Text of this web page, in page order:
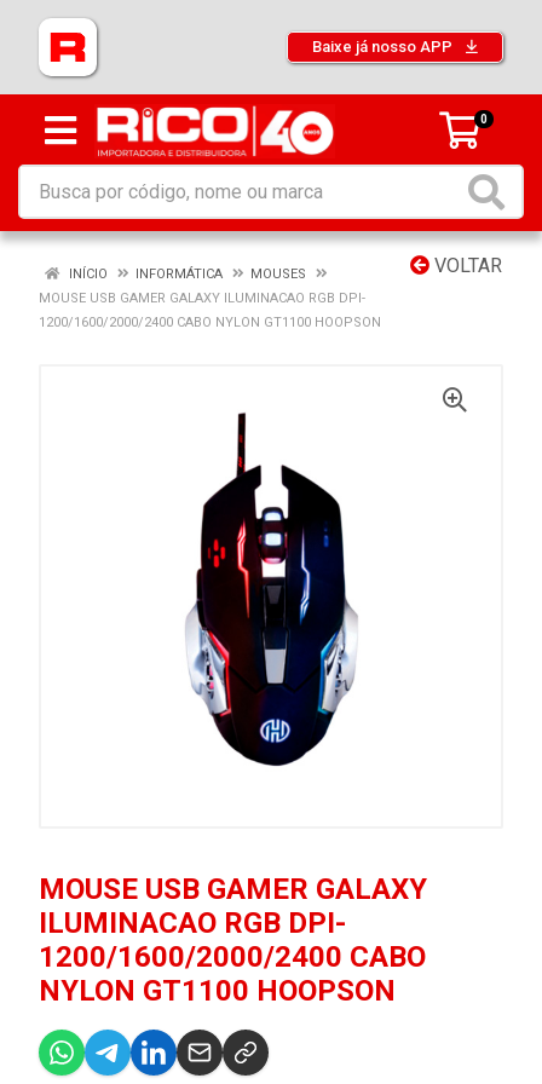
Baixe já nosso APP
0
VOLTAR
INÍCIO INFORMÁTICA
MOUSES
MOUSE USB GAMER GALAXY ILUMINACAO RGB DPI-
1200/1600/2000/2400 CABO NYLON GT1100 HOOPSON
MOUSE USB GAMER GALAXY
ILUMINACAO RGB DPI-
1200/1600/2000/2400 CABO
NYLON GT1100 HOOPSON